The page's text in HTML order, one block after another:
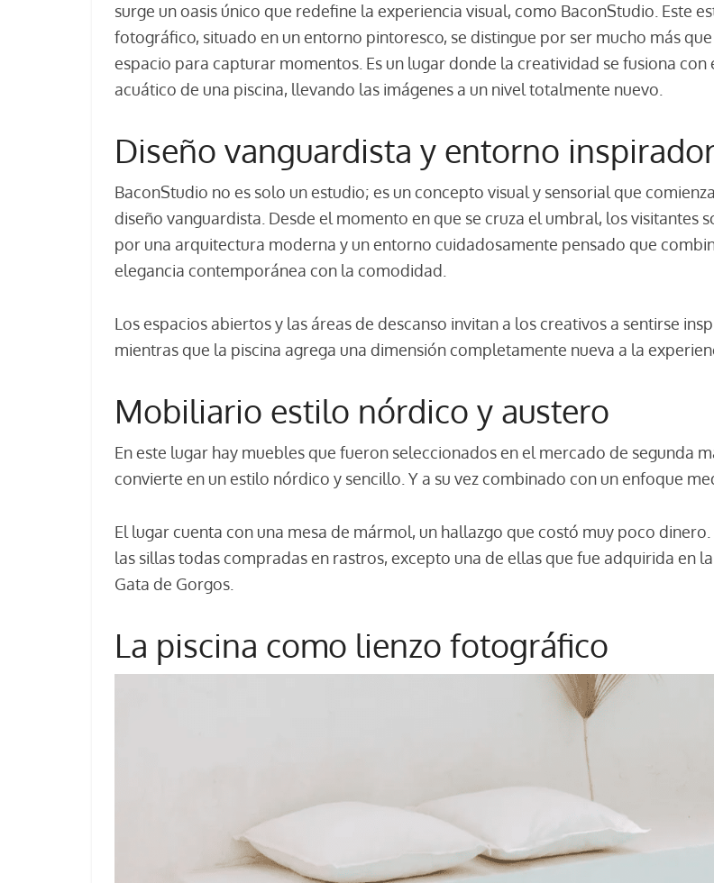
surge un oasis único que redefine la experiencia visual, como BaconStudio. Este
fotográfico, situado en un entorno pintoresco, se distingue por ser mucho más
espacio para capturar momentos. Es un lugar donde la creatividad se fusiona con
acuático de una piscina, llevando las imágenes a un nivel totalmente nuevo.
Diseño vanguardista y entorno
BaconStudio no es solo un estudio; es un concepto visual y sensorial que
diseño vanguardista. Desde el momento en que se cruza el umbral, los visitantes
por una arquitectura moderna y un entorno cuidadosamente pensado que
elegancia contemporánea con la comodidad.
Los espacios abiertos y las áreas de descanso invitan a los creativos a sentirse
mientras que la piscina agrega una dimensión completamente nueva a la
Mobiliario estilo nórdico y austero
En este lugar hay muebles que fueron seleccionados en el mercado de segunda
convierte en un estilo nórdico y sencillo. Y a su vez combinado con un enfoque
El lugar cuenta con una mesa de mármol, un hallazgo que costó muy poco dinero.
las sillas todas compradas en rastros, excepto una de ellas que fue adquirida en
Gata de Gorgos.
La piscina como lienzo fotográfico